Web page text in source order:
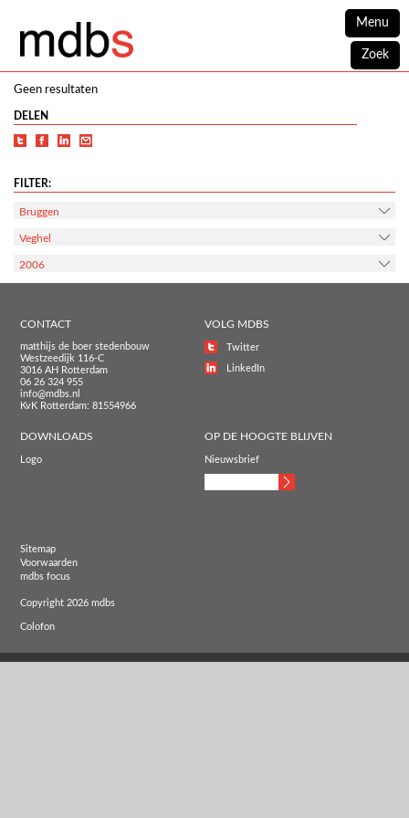
Menu
Zoek
Geen resultaten
DELEN
FILTER:
Bruggen
Veghel
2006
CONTACT
matthijs de boer stedenbouw
Westzeedijk 116-C
3016 AH Rotterdam
06 26 324 955
info@mdbs.nl
KvK Rotterdam: 81554966
VOLG MDBS
Twitter
LinkedIn
DOWNLOADS
Logo
OP DE HOOGTE BLIJVEN
Nieuwsbrief
Sitemap
Voorwaarden
mdbs focus
Copyright 2026 mdbs
Colofon